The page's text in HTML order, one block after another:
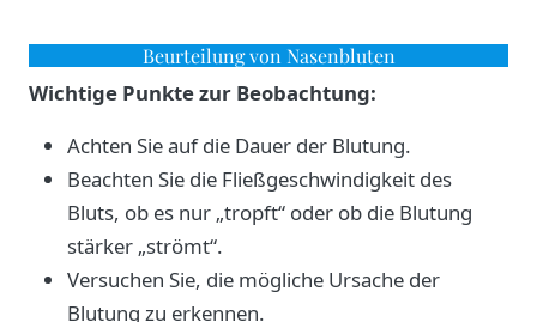
Beurteilung von Nasenbluten
Wichtige Punkte zur Beobachtung:
Achten Sie auf die Dauer der Blutung.
Beachten Sie die Fließgeschwindigkeit des
Bluts, ob es nur „tropft“ oder ob die Blutung
stärker „strömt“.
Versuchen Sie, die mögliche Ursache der
Blutung zu erkennen.